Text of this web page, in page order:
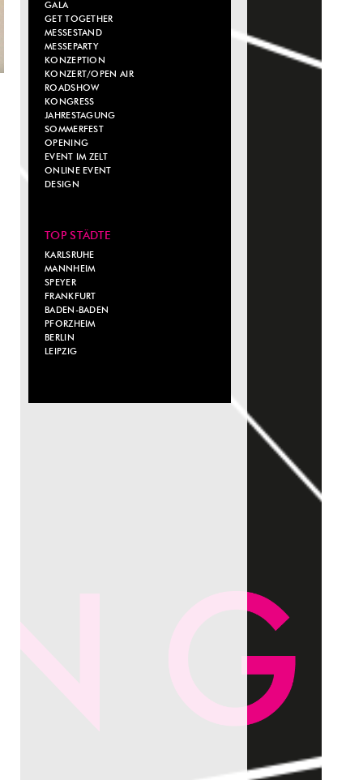
GALA
GET TOGETHER
MESSESTAND
MESSEPARTY
KONZEPTION
KONZERT/OPEN AIR
ROADSHOW
KONGRESS
JAHRESTAGUNG
SOMMERFEST
OPENING
EVENT IM ZELT
ONLINE EVENT
DESIGN
TOP STÄDTE
KARLSRUHE
MANNHEIM
SPEYER
FRANKFURT
BADEN-BADEN
PFORZHEIM
BERLIN
LEIPZIG